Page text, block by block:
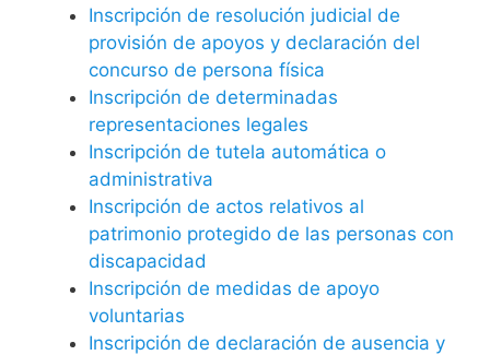
Inscripción de resolución judicial de
provisión de apoyos y declaración del
concurso de persona física
Inscripción de determinadas
representaciones legales
Inscripción de tutela automática o
administrativa
Inscripción de actos relativos al
patrimonio protegido de las personas con
discapacidad
Inscripción de medidas de apoyo
voluntarias
Inscripción de declaración de ausencia y